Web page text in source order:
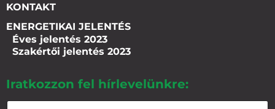
KONTAKT
ENERGETIKAI JELENTÉS
Éves jelentés 2023
Szakértői jelentés 2023
Iratkozzon fel hírlevelünkre: